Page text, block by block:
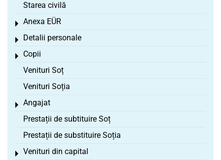
Starea civilă
Anexa EÜR
Toggle menu
Detalii personale
Toggle menu
Copii
Toggle menu
Venituri Soț
Venituri Soția
Angajat
Toggle menu
Prestații de subtituire Soț
Prestații de substituire Soția
Venituri din capital
Toggle menu